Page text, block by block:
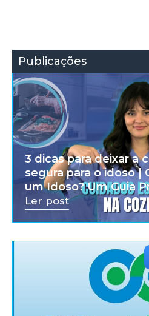
Publicações
3 dicas para deixar a
segura para o idoso |
um Idoso? Um Guia
Ler post